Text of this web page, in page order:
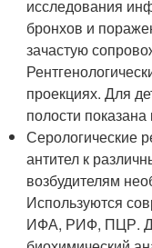
исследования
бронхов и
зачастую
проекциях. Для
полости
Серологические
антител к
возбудителям
Используются
ИФА, РИФ, ПЦР.